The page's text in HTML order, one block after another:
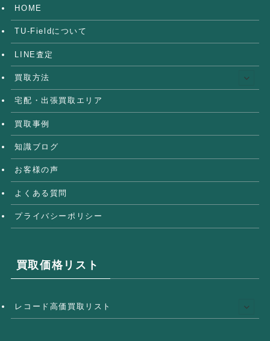
HOME
TU-Fieldについて
LINE査定
買取方法
宅配・出張買取エリア
買取事例
知識ブログ
お客様の声
よくある質問
プライバシーポリシー
買取価格リスト
レコード高価買取リスト